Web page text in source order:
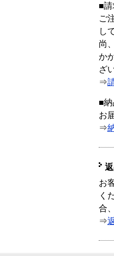
■
ご
し
尚
か
ざ
⇒
■
お
⇒
お
く
合
⇒